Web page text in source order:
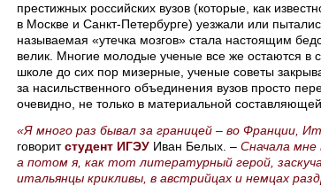
престижных российских вузов (которые, как
в Москве и Санкт-Петербурге) уезжали или
называемая «утечка мозгов» стала настоящим
велик. Многие молодые ученые все же остаются в
школе до сих пор мизерные, ученые советы
за насильственного объединения вузов просто
очевидно, не только в материальной составляющей.
«Я много раз бывал за границей – во Франции,
говоритстудент ИГЭУ Иван Белых. – Сначала мне
а потом я, как тот литературный герой,
итальянцы крикливы, в австрийцах и немцах